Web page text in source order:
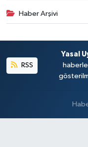
Haber Arşivi
RSS
Yasal